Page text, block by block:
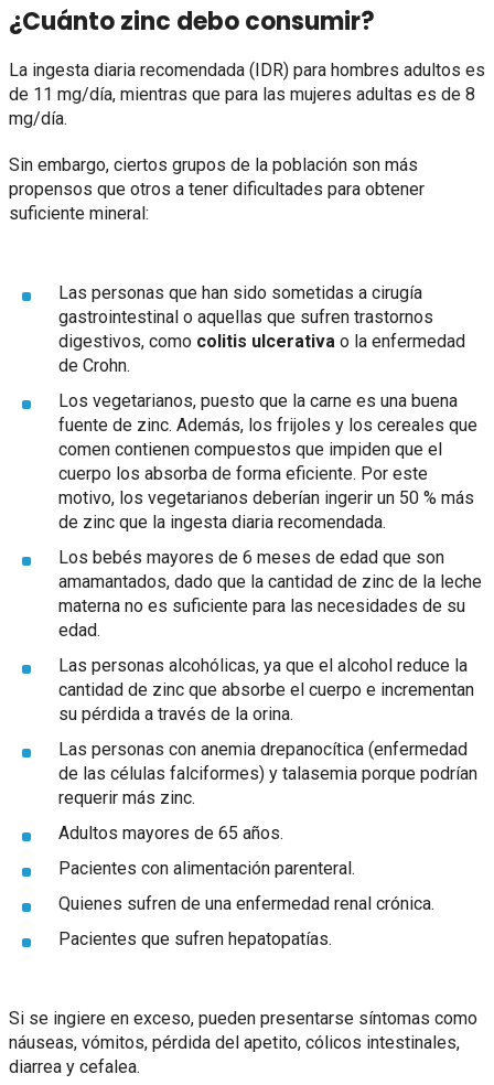
¿Cuánto zinc debo consumir?
La ingesta diaria recomendada (IDR) para hombres adultos es
de 11 mg/día, mientras que para las mujeres adultas es de 8
mg/día.
Sin embargo, ciertos grupos de la población son más
propensos que otros a tener dificultades para obtener
suficiente mineral:
Las personas que han sido sometidas a cirugía
gastrointestinal o aquellas que sufren trastornos
digestivos, como colitis ulcerativa o la enfermedad
de Crohn.
Los vegetarianos, puesto que la carne es una buena
fuente de zinc. Además, los frijoles y los cereales que
comen contienen compuestos que impiden que el
cuerpo los absorba de forma eficiente. Por este
motivo, los vegetarianos deberían ingerir un 50 % más
de zinc que la ingesta diaria recomendada.
Los bebés mayores de 6 meses de edad que son
amamantados, dado que la cantidad de zinc de la leche
materna no es suficiente para las necesidades de su
edad.
Las personas alcohólicas, ya que el alcohol reduce la
cantidad de zinc que absorbe el cuerpo e incrementan
su pérdida a través de la orina.
Las personas con anemia drepanocítica (enfermedad
de las células falciformes) y talasemia porque podrían
requerir más zinc.
Adultos mayores de 65 años.
Pacientes con alimentación parenteral.
Quienes sufren de una enfermedad renal crónica.
Pacientes que sufren hepatopatías.
Si se ingiere en exceso, pueden presentarse síntomas como
náuseas, vómitos, pérdida del apetito, cólicos intestinales,
diarrea y cefalea.